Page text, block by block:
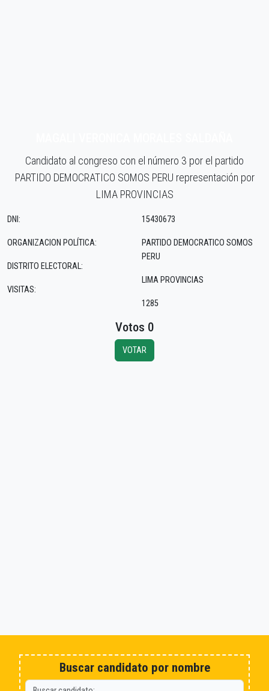
Candidato al congreso con el número 3 por el partido
PARTIDO DEMOCRATICO SOMOS PERU representación por
LIMA PROVINCIAS
DNI:
ORGANIZACION POLÍTICA:
DISTRITO ELECTORAL:
VISITAS:
15430673
PARTIDO DEMOCRATICO SOMOS
PERU
LIMA PROVINCIAS
1285
Votos 0
VOTAR
Buscar candidato por nombre